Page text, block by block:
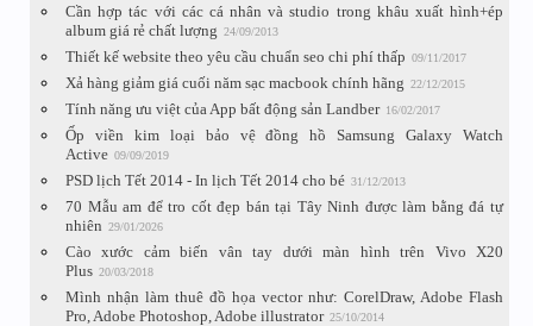
Cần hợp tác với các cá nhân và studio trong khâu xuất hình+ép
album giá rẻ chất lượng 24/09/2013
Thiết kế website theo yêu cầu chuẩn seo chi phí thấp 09/11/2017
Xả hàng giảm giá cuối năm sạc macbook chính hãng 22/12/2015
Tính năng ưu việt của App bất động sản Landber 16/02/2017
Ốp viền kim loại bảo vệ đồng hồ Samsung Galaxy Watch
Active 09/09/2019
PSD lịch Tết 2014 - In lịch Tết 2014 cho bé 31/12/2013
70 Mẫu am để tro cốt đẹp bán tại Tây Ninh được làm bằng đá tự
nhiên 29/01/2026
Cào xước cảm biến vân tay dưới màn hình trên Vivo X20
Plus 20/03/2018
Mình nhận làm thuê đồ họa vector như: CorelDraw, Adobe Flash
Pro, Adobe Photoshop, Adobe illustrator 25/10/2014